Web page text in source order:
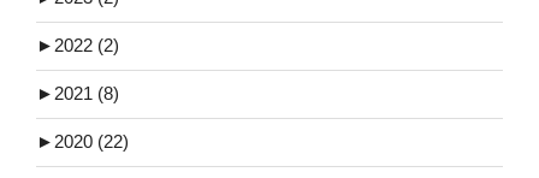
►2022 (2)
►2021 (8)
►2020 (22)